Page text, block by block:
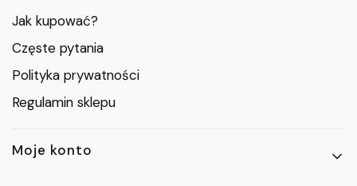
Jak kupować?
Częste pytania
Polityka prywatności
Regulamin sklepu
Moje konto